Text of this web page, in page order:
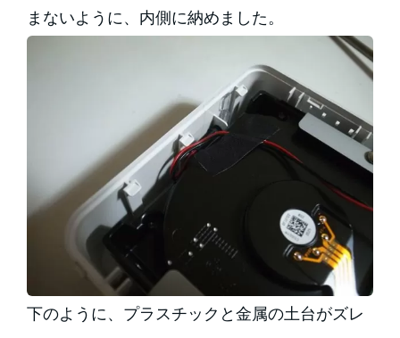
まないように、内側に納めました。
下のように、プラスチックと金属の土台がズレ